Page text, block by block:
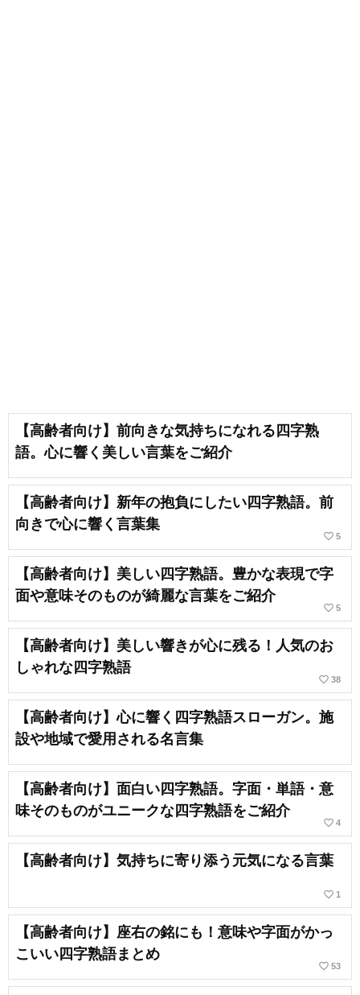
【高齢者向け】前向きな気持ちになれる四字熟
語。心に響く美しい言葉をご紹介
【高齢者向け】新年の抱負にしたい四字熟語。前
向きで心に響く言葉集
favorite_border 5
【高齢者向け】美しい四字熟語。豊かな表現で字
面や意味そのものが綺麗な言葉をご紹介
favorite_border 5
【高齢者向け】美しい響きが心に残る！人気のお
しゃれな四字熟語
favorite_border 38
【高齢者向け】心に響く四字熟語スローガン。施
設や地域で愛用される名言集
【高齢者向け】面白い四字熟語。字面・単語・意
味そのものがユニークな四字熟語をご紹介
favorite_border 4
【高齢者向け】気持ちに寄り添う元気になる言葉
favorite_border 1
【高齢者向け】座右の銘にも！意味や字面がかっ
こいい四字熟語まとめ
favorite_border 53